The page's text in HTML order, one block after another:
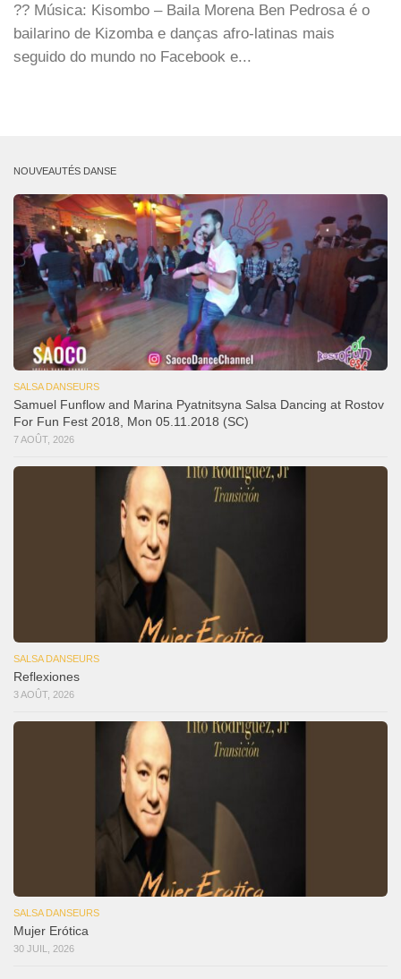
?? Música: Kisombo – Baila Morena Ben Pedrosa é o
bailarino de Kizomba e danças afro-latinas mais
seguido do mundo no Facebook e...
NOUVEAUTÉS DANSE
SALSA DANSEURS
Samuel Funflow and Marina Pyatnitsyna Salsa Dancing at Rostov
For Fun Fest 2018, Mon 05.11.2018 (SC)
7 AOÛT, 2026
SALSA DANSEURS
Reflexiones
3 AOÛT, 2026
SALSA DANSEURS
Mujer Erótica
30 JUIL, 2026